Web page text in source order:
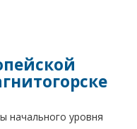
начального уровня